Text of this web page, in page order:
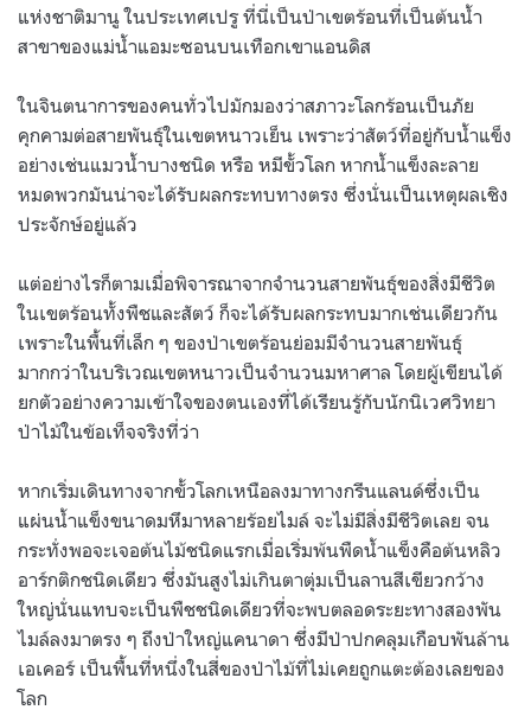
แห่งชาติมานู ในประเทศเปรู ที่นี่เป็นป่าเขตร้อนที่เป็นต้นน้ำ
สาขาของแม่น้ำแอมะซอนบนเทือกเขาแอนดิส
ในจินตนาการของคนทั่วไปมักมองว่าสภาวะโลกร้อนเป็นภัย
คุกคามต่อสายพันธุ์ในเขตหนาวเย็น เพราะว่าสัตว์ที่อยู่กับน้ำแข็ง
อย่างเช่นแมวน้ำบางชนิด หรือ หมีขั้วโลก หากน้ำแข็งละลาย
หมดพวกมันน่าจะได้รับผลกระทบทางตรง ซึ่งนั่นเป็นเหตุผลเชิง
ประจักษ์อยู่แล้ว
แต่อย่างไรก็ตามเมื่อพิจารณาจากจำนวนสายพันธุ์ของสิ่งมีชีวิต
ในเขตร้อนทั้งพืชและสัตว์ ก็จะได้รับผลกระทบมากเช่นเดียวกัน
เพราะในพื้นที่เล็ก ๆ ของป่าเขตร้อนย่อมมีจำนวนสายพันธุ์
มากกว่าในบริเวณเขตหนาวเป็นจำนวนมหาศาล โดยผู้เขียนได้
ยกตัวอย่างความเข้าใจของตนเองที่ได้เรียนรู้กับนักนิเวศวิทยา
ป่าไม้ในข้อเท็จจริงที่ว่า
หากเริ่มเดินทางจากขั้วโลกเหนือลงมาทางกรีนแลนด์ซึ่งเป็น
แผ่นน้ำแข็งขนาดมหึมาหลายร้อยไมล์ จะไม่มีสิ่งมีชีวิตเลย จน
กระทั่งพอจะเจอต้นไม้ชนิดแรกเมื่อเริ่มพ้นพืดน้ำแข็งคือต้นหลิว
อาร์กติกชนิดเดียว ซึ่งมันสูงไม่เกินตาตุ่มเป็นลานสีเขียวกว้าง
ใหญ่นั่นแทบจะเป็นพืชชนิดเดียวที่จะพบตลอดระยะทางสองพัน
ไมล์ลงมาตรง ๆ ถึงป่าใหญ่แคนาดา ซึ่งมีป่าปกคลุมเกือบพันล้าน
เอเคอร์ เป็นพื้นที่หนึ่งในสี่ของป่าไม้ที่ไม่เคยถูกแตะต้องเลยของ
โลก